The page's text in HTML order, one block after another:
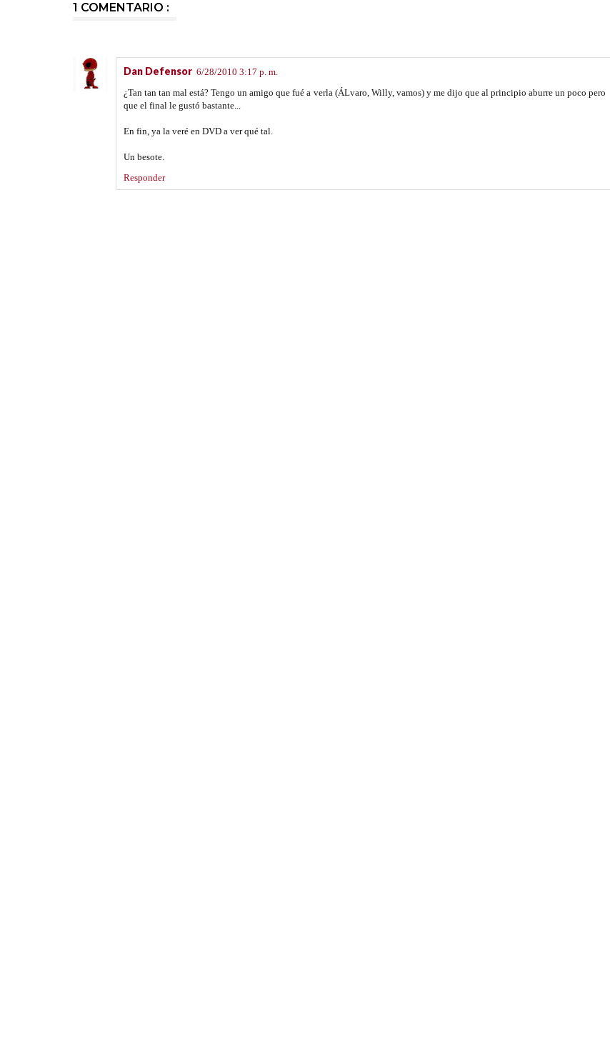
1 COMENTARIO :
Dan Defensor 6/28/2010 3:17 p. m.
¿Tan tan tan mal está? Tengo un amigo que fué a verla (ÁLvaro, Willy, vamos) y me dijo que al principio aburre un poco pero
que el final le gustó bastante...
En fin, ya la veré en DVD a ver qué tal.
Un besote.
Responder